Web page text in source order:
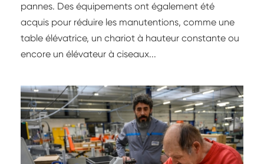
pannes. Des équipements ont également été
acquis pour réduire les manutentions, comme une
table élévatrice, un chariot à hauteur constante ou
encore un élévateur à ciseaux...